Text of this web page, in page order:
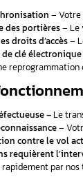
1.
2.
3.
4.
5.
6.
7.
8.